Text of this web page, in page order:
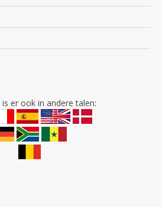
is er ook in andere talen: